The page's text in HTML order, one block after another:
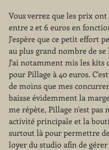
Vous verrez que les prix ont
entre 2 et 6 euros en
J'espère que ce petit effort
au plus grand nombre de se
J'ai notamment mis les kits
pour Pillage à 40 euros.
de moins que mes
baisse évidemment la
me répète, Pillage n'est pas
activité principale et la
surtout là pour permettre
loyer du studio afin de